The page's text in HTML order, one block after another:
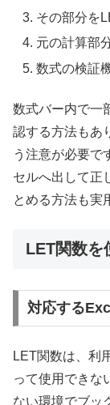
その部分を
元の計算部
数式の検証
数式バー内で一
認する方法もあ
う注意が必要で
セルへ出して正
とめる方法も実
LET関数を
対応する
LET関数は、利
って使用できな
ない環境でブッ